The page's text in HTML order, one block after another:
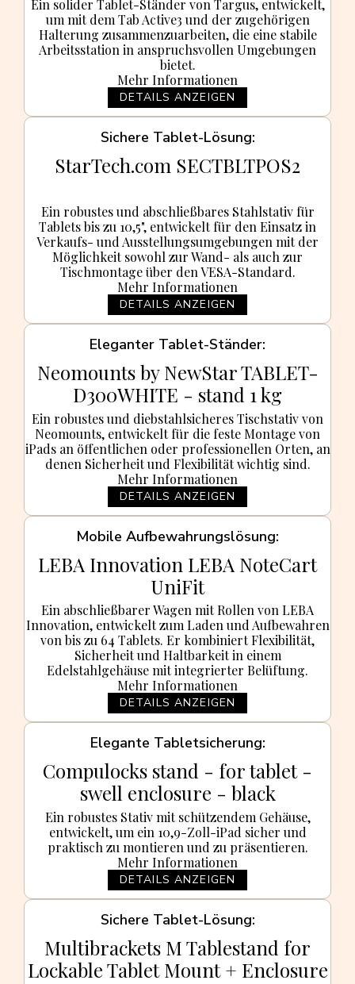
Ein solider Tablet-Ständer von Targus, entwickelt,
um mit dem Tab Active3 und der zugehörigen
Halterung zusammenzuarbeiten, die eine stabile
Arbeitsstation in anspruchsvollen Umgebungen
bietet.
DETAILS ANZEIGEN
Mehr Informationen
Sichere Tablet-Lösung
StarTech.com SECTBLTPOS2
Ein robustes und abschließbares Stahlstativ für
Tablets bis zu 10,5", entwickelt für den Einsatz in
Verkaufs- und Ausstellungsumgebungen mit der
Möglichkeit sowohl zur Wand- als auch zur
Tischmontage über den VESA-Standard.
DETAILS ANZEIGEN
Mehr Informationen
Eleganter Tablet-Ständer
Neomounts by NewStar TABLET-
D300WHITE - stand 1 kg
Ein robustes und diebstahlsicheres Tischstativ von
Neomounts, entwickelt für die feste Montage von
iPads an öffentlichen oder professionellen Orten, an
denen Sicherheit und Flexibilität wichtig sind.
DETAILS ANZEIGEN
Mehr Informationen
Mobile Aufbewahrungslösung
LEBA Innovation LEBA NoteCart
UniFit
Ein abschließbarer Wagen mit Rollen von LEBA
Innovation, entwickelt zum Laden und Aufbewahren
von bis zu 64 Tablets. Er kombiniert Flexibilität,
Sicherheit und Haltbarkeit in einem
Edelstahlgehäuse mit integrierter Belüftung.
DETAILS ANZEIGEN
Mehr Informationen
Elegante Tabletsicherung
Compulocks stand - for tablet -
swell enclosure - black
Ein robustes Stativ mit schützendem Gehäuse,
entwickelt, um ein 10,9-Zoll-iPad sicher und
praktisch zu montieren und zu präsentieren.
DETAILS ANZEIGEN
Mehr Informationen
Sichere Tablet-Lösung
Multibrackets M Tablestand for
Lockable Tablet Mount + Enclosure